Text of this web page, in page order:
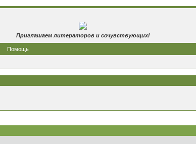
Приглашаем литераторов и сочувствующих!
Помощь